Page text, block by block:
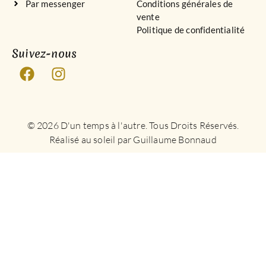
Par messenger
Conditions générales de
vente
Politique de confidentialité
Suivez-nous
© 2026 D'un temps à l'autre. Tous Droits Réservés.
Réalisé au soleil par Guillaume Bonnaud